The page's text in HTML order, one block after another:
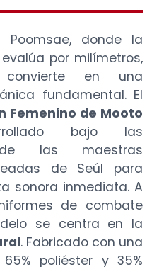
donde la
por milímetros,
en una
fundamental. El
Femenino de Mooto
bajo las
de las maestras
de Seúl para
sonora inmediata. A
de combate
se centra en la
. Fabricado con una
poliéster y 35%